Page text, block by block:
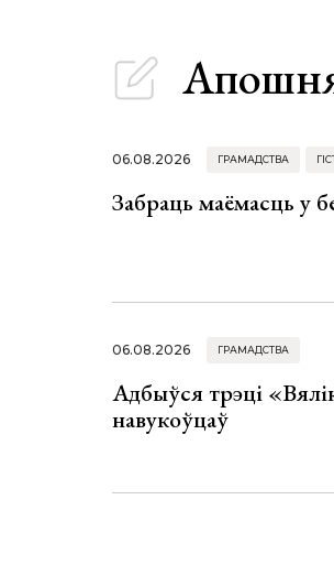
06.08.2026 ГРАМАДСТВА
Забраць маёмасць у
06.08.2026 ГРАМАДСТВА
Адбыўся трэці
навукоўцаў